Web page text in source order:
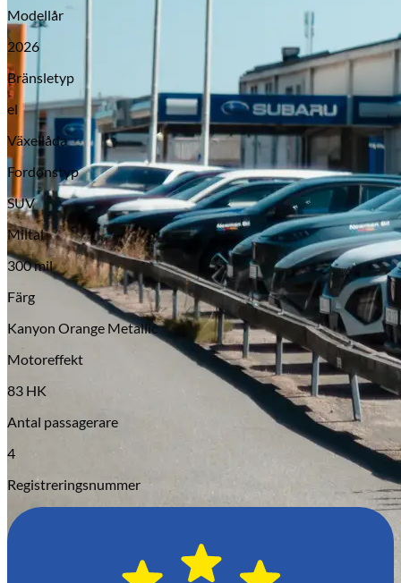
Opel
Serviceverkstad
Modellår
2026
Bränsletyp
el
Växellåda
Fordonstyp
SUV
Miltal
300 mil
Färg
Kanyon Orange Metallic
Motoreffekt
83 HK
Antal passagerare
4
Registreringsnummer